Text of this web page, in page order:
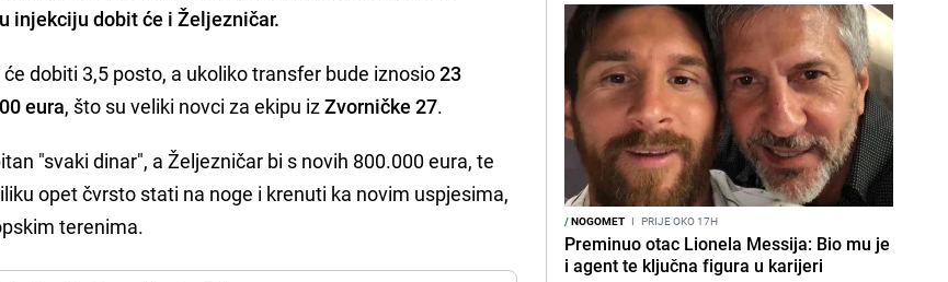
injekciju dobit će iŽeljezničar.
će dobiti 3,5 posto, a ukoliko transfer bude iznosio23
eura, što su veliki novci za ekipu izZvorničke 27.
"svaki dinar", a Željezničar bi s novih 800.000 eura, te
opet čvrsto stati na noge i krenuti ka novim uspjesima,
terenima. /NOGOMET I PRIJE OKO 17H
Preminuo otac Lionela Messija: Bio mu je
i agent te ključna figura u karijeri